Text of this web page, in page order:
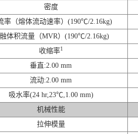
密度
率（熔体流动速率）(190℃/2.16kg)
体积流量（MVR）(190℃/2.16kg)
收缩率1
垂直:2.00 mm
流动:2.00 mm
吸水率(24 hr,23℃,1.00 mm)
机械性能
拉伸模量